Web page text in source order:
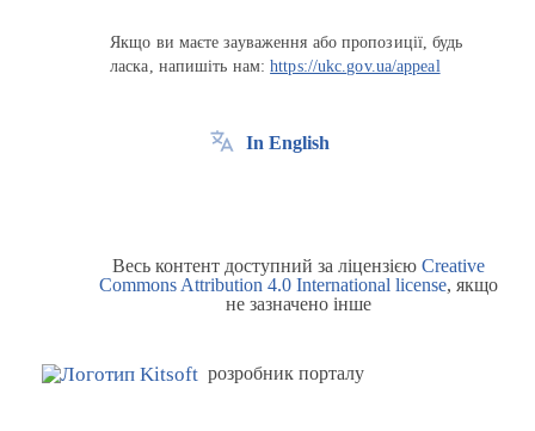
Якщо ви маєте зауваження або пропозиції, будь
ласка, напишіть нам:https://ukc.gov.ua/appeal
In English
Весь контент доступний за ліцензією Creative
Commons Attribution 4.0 International license, якщо
не зазначено інше
розробник порталу